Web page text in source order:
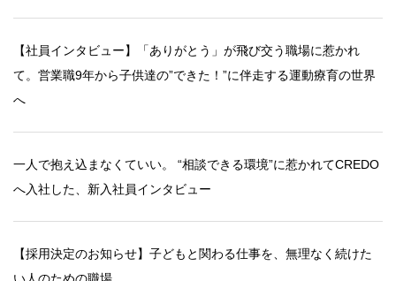
【社員インタビュー】「ありがとう」が飛び交う職場に惹かれ
て。営業職9年から子供達の”できた！”に伴走する運動療育の世界
へ
一人で抱え込まなくていい。 “相談できる環境”に惹かれてCREDO
へ入社した、新入社員インタビュー
【採用決定のお知らせ】子どもと関わる仕事を、無理なく続けた
い人のための職場